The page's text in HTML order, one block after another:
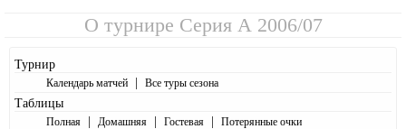
О турнире Серия А 2006/07
Турнир
Календарь матчей | Все туры сезона
Таблицы
Полная | Домашняя | Гостевая | Потерянные очки